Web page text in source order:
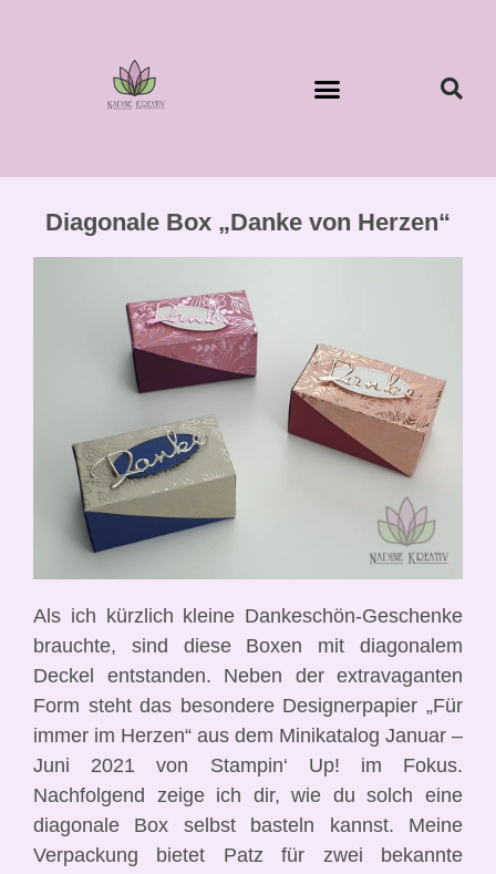
Diagonale Box „Danke von Herzen“
Als ich kürzlich kleine Dankeschön-Geschenke
brauchte, sind diese Boxen mit diagonalem
Deckel entstanden. Neben der extravaganten
Form steht das besondere Designerpapier „Für
immer im Herzen“ aus dem Minikatalog Januar –
Juni 2021 von Stampin‘ Up! im Fokus.
Nachfolgend zeige ich dir, wie du solch eine
diagonale Box selbst basteln kannst. Meine
Verpackung bietet Patz für zwei bekannte